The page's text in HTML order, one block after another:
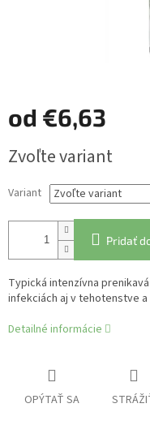
od €6,63
cena:
Zvoľte variant
Variant
Pridať
Typická intenzívna
infekciách aj v tehotenstve
Detailné informácie
OPÝTAŤ SA